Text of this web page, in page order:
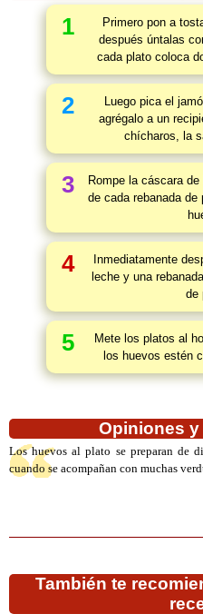
1
Primero pon a
después úntalas
cada plato coloca
2
Luego pica el
agrégalo a un
chícharos, la
3
Rompe la cáscara
de cada rebanada de
4
Inmediatamente
leche y una
de
5
Mete los platos al
los huevos estén
Opiniones
Los huevos al plato se preparan de
cuando se acompañan con muchas
También te